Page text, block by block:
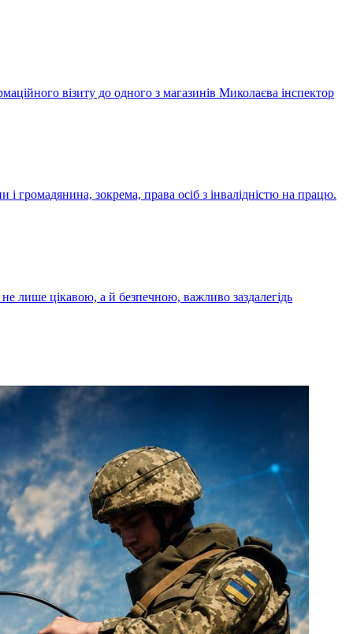
візиту до одного з магазинів Миколаєва інспектор
громадянина, зокрема, права осіб з інвалідністю на працю.
не лише цікавою, а й безпечною, важливо заздалегідь